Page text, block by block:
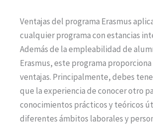
Ventajas del programa Erasmus
cualquier programa con estancias
Además de la empleabilidad de
Erasmus, este programa
ventajas. Principalmente, debes
que la experiencia de conocer otro
conocimientos prácticos y teóricos
diferentes ámbitos laborales y